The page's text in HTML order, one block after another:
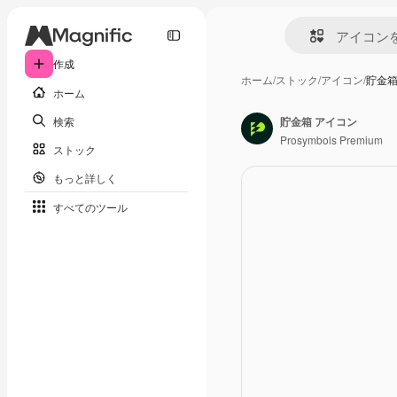
作成
ホーム
検索
ストック
もっと詳しく
すべてのツール
ホーム/ストック/アイコン/貯金
貯金箱 アイコン
Prosymbols Premium